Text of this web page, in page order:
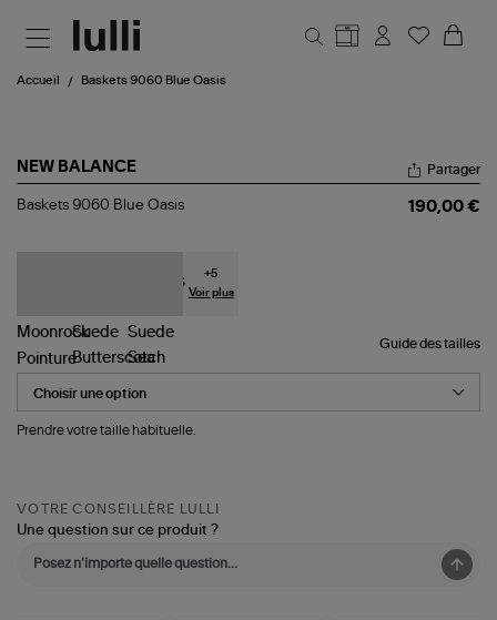
Accueil Baskets 9060 Blue Oasis
NEW BALANCE
Baskets
Partager
Baskets 9060 Blue Oasis 190,00 €
+5
Voir plus
Guide des tailles
Pointure
Prendre votre taille habituelle.
VOTRE CONSEILLÈRE LULLI
Une question sur ce produit ?